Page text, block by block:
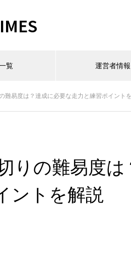
覧 運営者情報
難易度は？達成に必要な走力と練習ポイント
りの難易度は
ントを解説